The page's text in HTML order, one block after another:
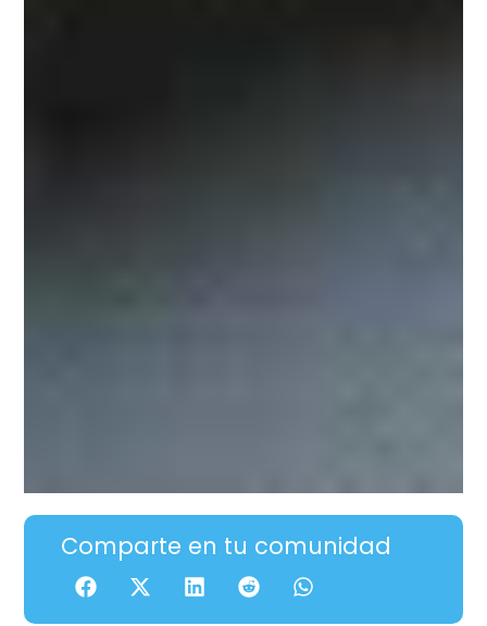
Comparte en tu comunidad